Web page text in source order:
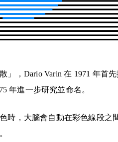
」，Dario Varin 在 1971 年首
年進一步研究並命名。
時，大腦會自動在彩色線段之